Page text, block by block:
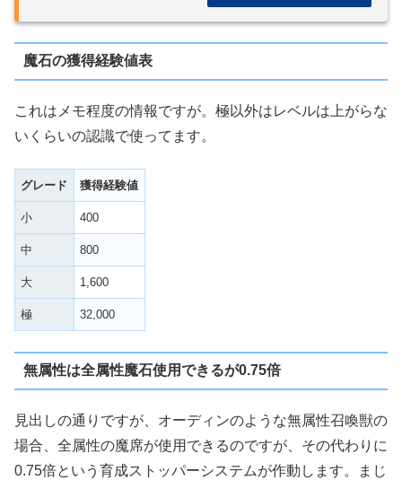
魔石の獲得経験値表
これはメモ程度の情報ですが。極以外はレベルは上がらな
いくらいの認識で使ってます。
グレード 獲得経験値
小 400
中 800
大 1,600
極 32,000
無属性は全属性魔石使用できるが0.75倍
見出しの通りですが、オーディンのような無属性召喚獣の
場合、全属性の魔席が使用できるのですが、その代わりに
0.75倍という育成ストッパーシステムが作動します。まじ